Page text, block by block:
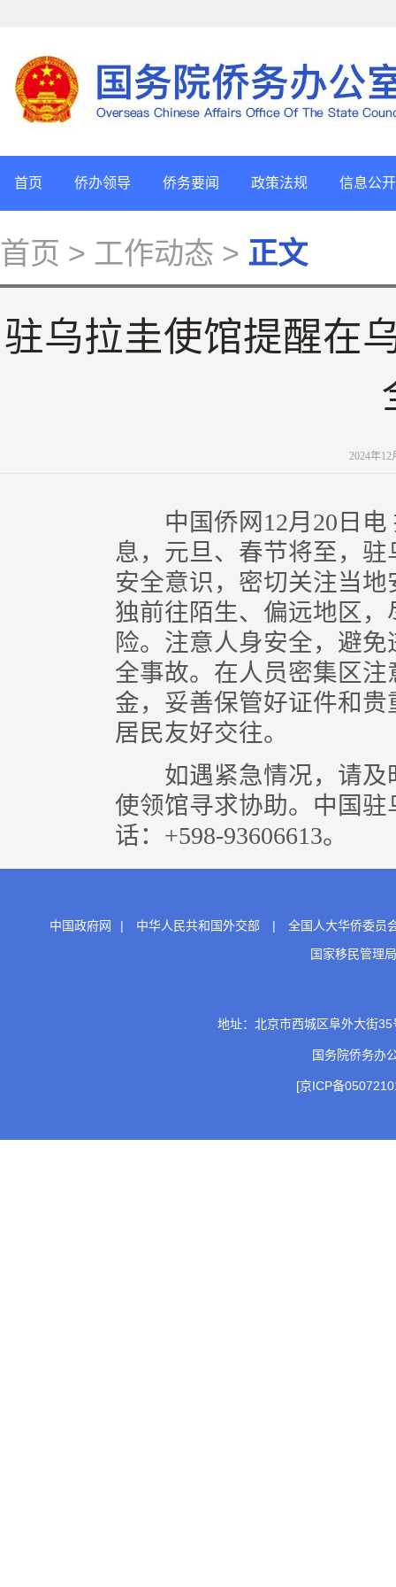
首页 侨办领导 侨务要闻 政策法规 信息公开
首页 > 工作动态 > 正文
驻乌拉圭使馆提醒在
2024年
中国侨网12月20日电
息，元旦、春节将至，
安全意识，密切关注当
独前往陌生、偏远地区
险。注意人身安全，避
全事故。在人员密集区
金，妥善保管好证件和
居民友好交往。
如遇紧急情况，请及
使领馆寻求协助。中国
话：+598-93606613。
中国政府网 | 中华人民共和国外交部 |
全国人大华侨委员
国家移民管理局
地址：北京市西城区阜外大街
国务院侨务
[京ICP备